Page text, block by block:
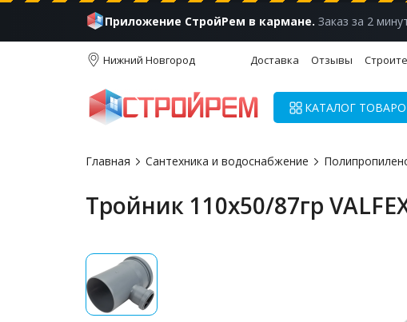
Приложение СтройРем в кармане. Заказ за 2
Нижний Новгород Доставка Отзывы
КАТАЛОГ
Главная Сантехника и водоснабжение
Тройник 110х50/87гр